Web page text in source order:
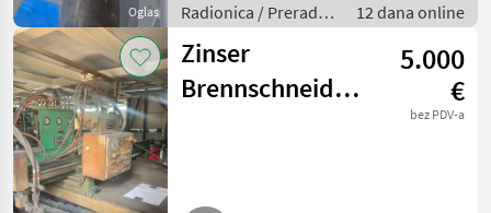
Oglas
Radionica / Prerada
metala
12 dana online
Zinser
Brennschneidanlage
5.000
€
bez PDV-a